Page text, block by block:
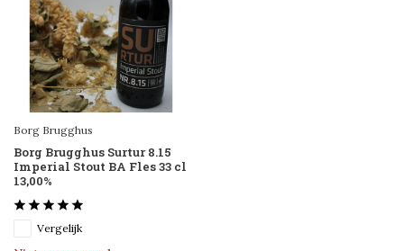
Borg Brugghus
Borg Brugghus Surtur 8.15
Imperial Stout BA Fles 33 cl
13,00%
Vergelijk